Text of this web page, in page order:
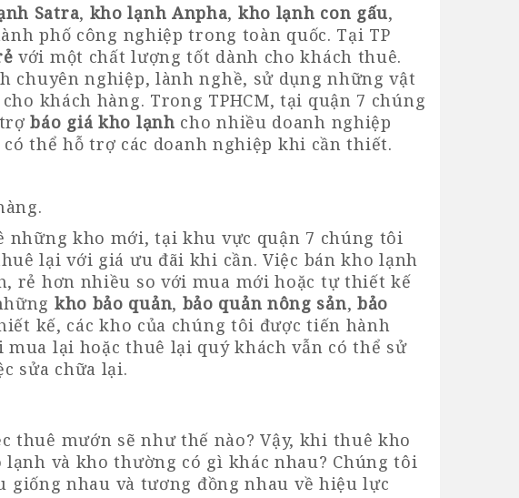
Satra, kho lạnh Anpha, kho lạnh con gấu,
phố công nghiệp trong toàn quốc. Tại TP
với một chất lượng tốt dành cho khách thuê.
nghiệp, lành nghề, sử dụng những vật
khách hàng. Trong TPHCM, tại quận 7 chúng
trợbáo giá kho lạnh cho nhiều doanh nghiệp
thể hỗ trợ các doanh nghiệp khi cần thiết.
.
những kho mới, tại khu vực quận 7 chúng tôi
lại với giá ưu đãi khi cần. Việc bán kho lạnh
rẻ hơn nhiều so với mua mới hoặc tự thiết kế
kho bảo quản, bảo quản nông sản, bảo
kế, các kho của chúng tôi được tiến hành
lại hoặc thuê lại quý khách vẫn có thể sử
sửa chữa lại.
thuê mướn sẽ như thế nào? Vậy, khi thuê kho
và kho thường có gì khác nhau? Chúng tôi
nhau và tương đồng nhau về hiệu lực